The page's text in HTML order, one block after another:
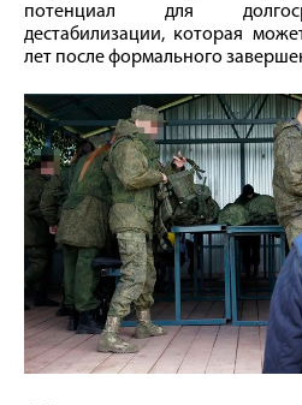
потенциал для
дестабилизации, которая
лет после формального